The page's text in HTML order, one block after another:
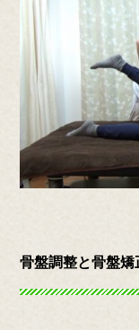
骨盤調整と骨盤矯